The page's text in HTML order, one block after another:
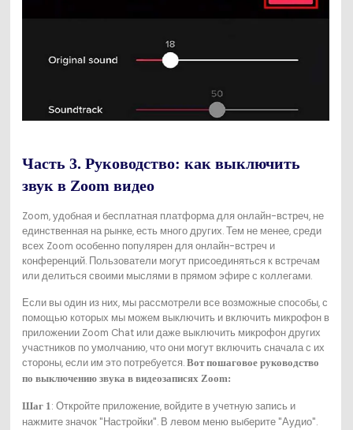
Часть 3. Руководство: как выключить
звук в Zoom видео
Zoom, удобная и бесплатная платформа для онлайн-встреч, не
единственная на рынке, есть много других. Тем не менее, среди
всех Zoom особенно популярен для онлайн-встреч и
конференций. Пользователи могут присоединяться к встречам
или делиться своими мыслями в прямом эфире с коллегами.
Если вы один из них, мы рассмотрели все возможные способы, с
помощью которых мы можем выключить и включить микрофон в
приложении Zoom Chat или даже выключить микрофон других
участников по умолчанию, что они могут включить сначала с их
стороны, если им это потребуется. Вот пошаговое руководство
по выключению звука в видеозаписях Zoom:
Шаг 1 : Откройте приложение, войдите в учетную запись и
нажмите значок "Настройки". В левом меню выберите "Аудио".